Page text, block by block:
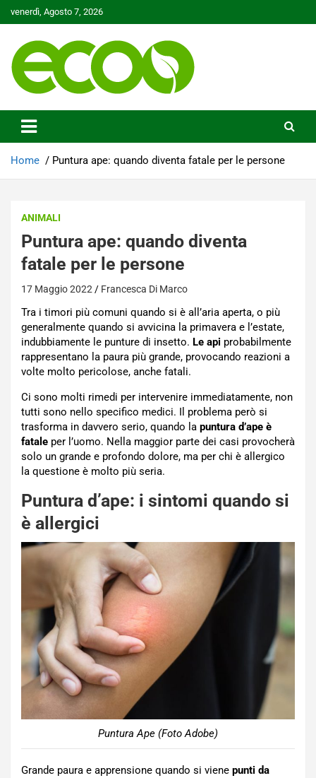
to
venerdì, Agosto 7, 2026
Ecoo.it
Home Puntura ape: quando diventa fatale per le persone
ANIMALI
Puntura ape: quando diventa
fatale per le persone
17 Maggio 2022 Francesca Di Marco
Tra i timori più comuni quando si è all’aria aperta, o più
generalmente quando si avvicina la primavera e l’estate,
indubbiamente le punture di insetto. Le api probabilmente
rappresentano la paura più grande, provocando reazioni a
volte molto pericolose, anche fatali.
Ci sono molti rimedi per intervenire immediatamente, non
tutti sono nello specifico medici. Il problema però si
trasforma in davvero serio, quando la puntura d’ape è
fatale per l’uomo. Nella maggior parte dei casi provocherà
solo un grande e profondo dolore, ma per chi è allergico
la questione è molto più seria.
Puntura d’ape: i sintomi quando si
è allergici
Puntura Ape (Foto Adobe)
Grande paura e apprensione quando si viene punti da